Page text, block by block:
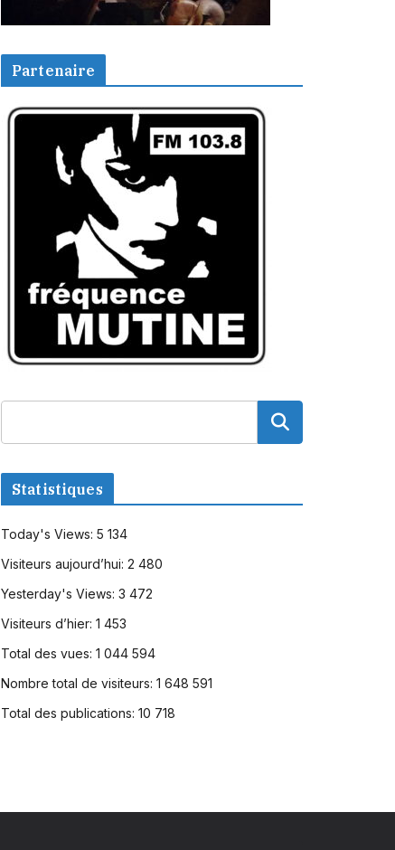
Partenaire
Statistiques
Today's Views: 5 134
Visiteurs aujourd’hui: 2 480
Yesterday's Views: 3 472
Visiteurs d’hier: 1 453
Total des vues: 1 044 594
Nombre total de visiteurs: 1 648 591
Total des publications: 10 718